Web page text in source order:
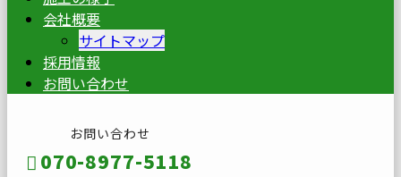
会社概要
サイトマップ
採用情報
お問い合わせ
お問い合わせ
070-8977-5118